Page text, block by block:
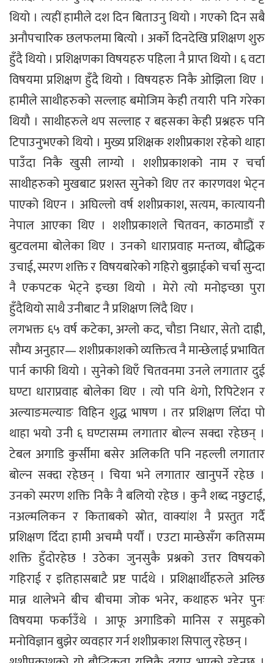
थियो । त्यहीं हामीले दश दिन बिताउनु थियो । गएको दिन सबै
अनौपचारिक छलफलमा बित्यो । अर्को दिनदेखि प्रशिक्षण शुरु
हुँदै थियो । प्रशिक्षणका विषयहरु पहिला नै प्राप्त थियो । ६ वटा
विषयमा प्रशिक्षण हुँदै थियो । विषयहरु निकै ओझिला थिए ।
हामीले साथीहरुको सल्लाह बमोजिम केही तयारी पनि गरेका
थियौ । साथीहरुले थप सल्लाह र बहसका केही प्रश्नहरु पनि
टिपाउनुभएको थियो । मुख्य प्रशिक्षक शशीप्रकाश रहेको थाहा
पाउँदा निकै खुसी लाग्यो । शशीप्रकाशको नाम र चर्चा
साथीहरुको मुखबाट प्रशस्त सुनेको थिए तर कारणवश भेट्न
पाएको थिएन । अघिल्लो वर्ष शशीप्रकाश, सत्यम, कात्यायनी
नेपाल आएका थिए । शशीप्रकाशले चितवन, काठमाडौं र
बुटवलमा बोलेका थिए । उनको धाराप्रवाह मन्तव्य, बौद्धिक
उचाई, स्मरण शक्ति र विषयबारेको गहिरो बुझाईको चर्चा सुन्दा
नै एकपटक भेट्ने इच्छा थियो । मेरो त्यो मनोइच्छा पुरा
हुँदैथियो साथै उनीबाट नै प्रशिक्षण लिंदै थिए ।
लगभक्त ६५ वर्ष कटेका, अग्लो कद, चौडा निधार, सेतो दाह्री,
सौम्य अनुहार— शशीप्रकाशको व्यक्तित्व नै मान्छेलाई प्रभावित
पार्न काफी थियो । सुनेको थिएँ चितवनमा उनले लगातार दुई
घण्टा धाराप्रवाह बोलेका थिए । त्यो पनि थेगो, रिपिटेशन र
अल्याङमल्याङ विहिन शुद्ध भाषण । तर प्रशिक्षण लिँदा पो
थाहा भयो उनी ६ घण्टासम्म लगातार बोल्न सक्दा रहेछन् ।
टेबल अगाडि कुर्सीमा बसेर अलिकति पनि नहल्ली लगातार
बोल्न सक्दा रहेछन् । चिया भने लगातार खानुपर्ने रहेछ ।
उनको स्मरण शक्ति निकै नै बलियो रहेछ । कुनै शब्द नछुटाई,
नअल्मलिकन र किताबको स्रोत, वाक्यांश नै प्रस्तुत गर्दै
प्रशिक्षण दिँदा हामी अचम्मै पर्यौं । एउटा मान्छेसँग कतिसम्म
शक्ति हुँदोरहेछ ! उठेका जुनसुकै प्रश्नको उत्तर विषयको
गहिराई र इतिहासबाटै प्रष्ट पार्दथे । प्रशिक्षार्थीहरुले अल्छि
मान्न थालेभने बीच बीचमा जोक भनेर, कथाहरु भनेर पुनः
विषयमा फर्काउँथे । आफू अगाडिको मानिस र समुहको
मनोविज्ञान बुझेर व्यवहार गर्न शशीप्रकाश सिपालु रहेछन् ।